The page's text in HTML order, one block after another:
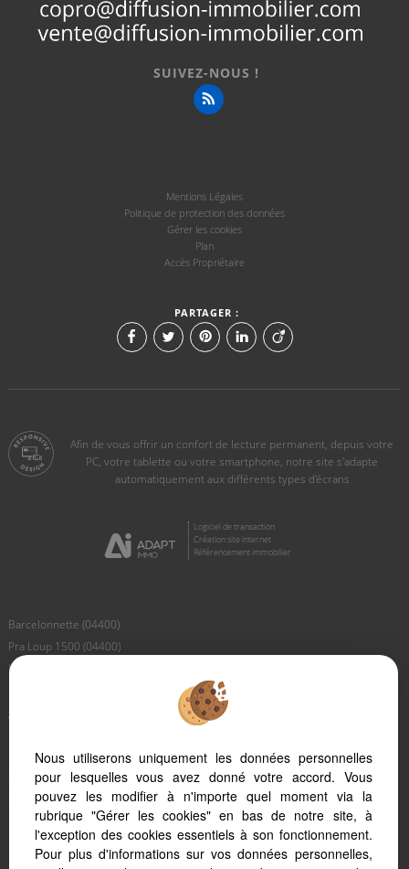
SUIVEZ-NOUS !
Mentions Légales
Politique de protection des données
Gérer les cookies
Plan
Accès Propriétaire
PARTAGER :
Afin de vous offrir un confort de lecture permanent, depuis votre
PC, votre tablette ou votre smartphone, notre site s'adapte
automatiquement aux différents types d'écrans
Logiciel de transaction
Création site internet
Référencement immobilier
Barcelonnette (04400)
Pra Loup 1500 (04400)
Le Sauze (04400)
Uvernet Fours (04400)
Saint Paul (04530)
Saint Pons (04400)
Larche (04530)
Faucon De Barcelonnette (04400)
Meolans Revel (04340)
Nous utiliserons uniquement les données personnelles
pour lesquelles vous avez donné votre accord. Vous
pouvez les modifier à n'importe quel moment via la
rubrique "Gérer les cookies" en bas de notre site, à
l'exception des cookies essentiels à son fonctionnement.
Pour plus d'informations sur vos données personnelles,